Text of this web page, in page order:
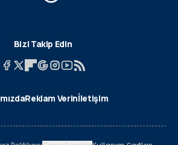
Bizi Takip Edin
Reklam Verinİletişim